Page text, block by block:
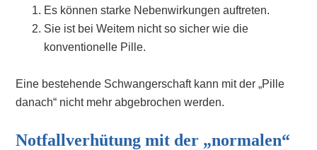
Es können starke Nebenwirkungen auftreten.
Sie ist bei Weitem nicht so sicher wie die
konventionelle Pille.
Eine bestehende Schwangerschaft kann mit der „Pille
danach“ nicht mehr abgebrochen werden.
Notfallverhütung mit der „normalen“